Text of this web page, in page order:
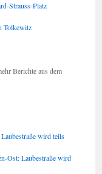
Strauss-Platz
Tolkewitz
Berichte aus dem
wird teils
Ost: Laubestraße wird